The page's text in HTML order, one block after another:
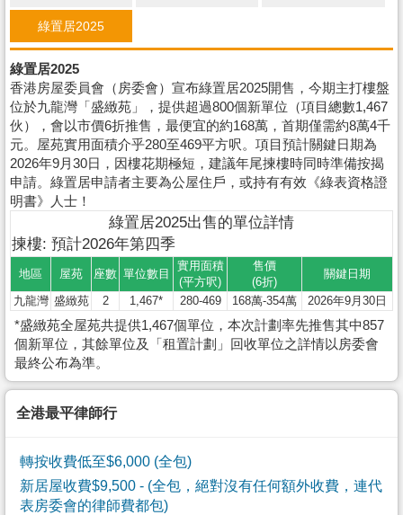
綠置居2025
綠置居2025
香港房屋委員會（房委會）宣布綠置居2025開售，今期主打樓盤
位於九龍灣「盛緻苑」，提供超過800個新單位（項目總數1,467
伙），會以市價6折推售，最便宜的約168萬，首期僅需約8萬4千
元。屋苑實用面積介乎280至469平方呎。項目預計關鍵日期為
2026年9月30日，因樓花期極短，建議年尾揀樓時同時準備按揭
申請。綠置居申請者主要為公屋住戶，或持有有效《綠表資格證
明書》人士！
綠置居2025出售的單位詳情
揀樓: 預計2026年第四季
地區 屋苑 座數 單位數目
實用面積
(平方呎)
售價
(6折)
關鍵日期
九龍灣 盛緻苑 2 1,467* 280-469 168萬-354萬 2026年9月30日
*盛緻苑全屋苑共提供1,467個單位，本次計劃率先推售其中857
個新單位，其餘單位及「租置計劃」回收單位之詳情以房委會
最終公布為準。
全港最平律師行
轉按收費低至$6,000 (全包)
新居屋收費$9,500 - (全包，絕對沒有任何額外收費，連代
表房委會的律師費都包)